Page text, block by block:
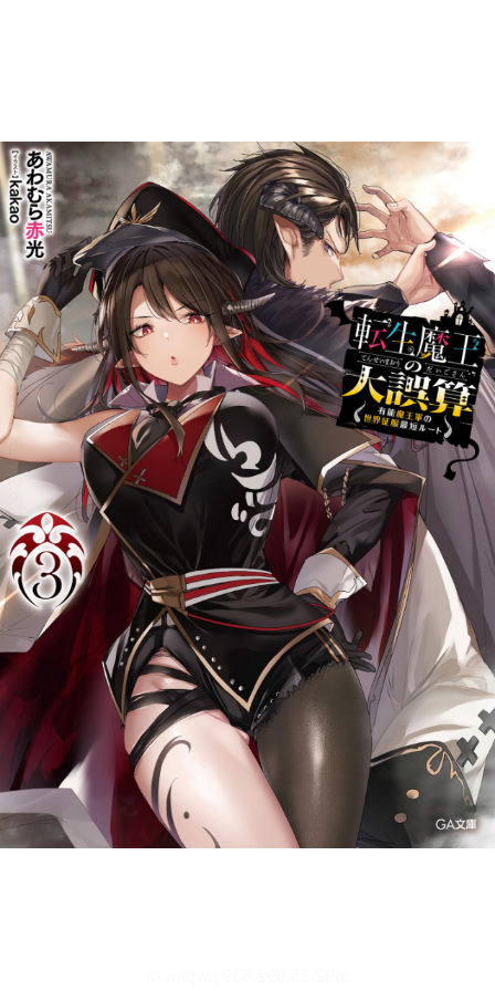
王軍の世界征服最短ルート～
【立ち読み版】
あわむら 赤光
目次
目次を表示します。
この作品について
この作品の書誌情報を表示します。
本文検索
本文内から文字を検索します。
リーダー設定
文字サイズ、エフェクトの変更などを行います。